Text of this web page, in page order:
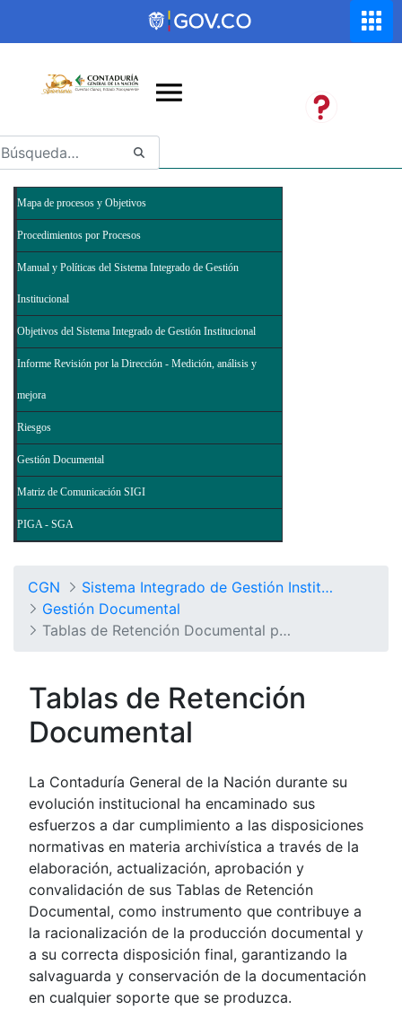
Saltar al contenido principal
Abrir menú de accesibilidad
Mapa de procesos y Objetivos
Procedimientos por Procesos
Manual y Políticas del Sistema Integrado de Gestión
Institucional
Objetivos del Sistema Integrado de Gestión Institucional
Informe Revisión por la Dirección - Medición, análisis y
mejora
Riesgos
Gestión Documental
Matriz de Comunicación SIGI
PIGA - SGA
CGN
Sistema Integrado de Gestión Institucional
Gestión Documental
Tablas de Retención Documental por Procesos
Tablas de Retención
Documental
La Contaduría General de la Nación durante su
evolución institucional ha encaminado sus
esfuerzos a dar cumplimiento a las disposiciones
normativas en materia archivística a través de la
elaboración, actualización, aprobación y
convalidación de sus Tablas de Retención
Documental, como instrumento que contribuye a
la racionalización de la producción documental y
a su correcta disposición final, garantizando la
salvaguarda y conservación de la documentación
en cualquier soporte que se produzca.